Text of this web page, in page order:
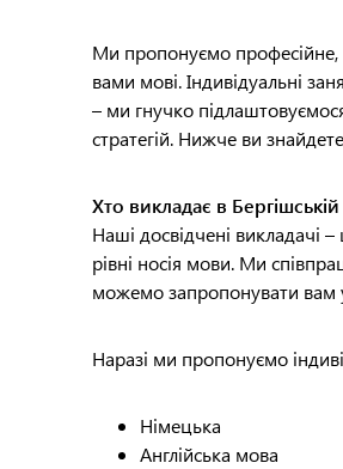
Ми пропонуємо професійне,
вами мові. Індивідуальні
– ми гнучко
стратегій. Нижче ви
Хто викладає в
Наші досвідчені викладачі
рівні носія мови. Ми
можемо запропонувати вам
Наразі ми пропонуємо
Німецька
Англійська мова